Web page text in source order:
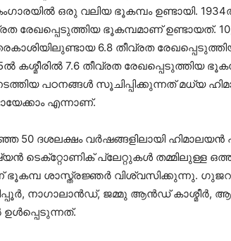
ഒരു വലിയ ഭൂകമ്പം ഉണ്ടായി.
രേഖപ്പെടുത്തിയ ഭൂകമ്പമാണ് ഉണ്ടായത്.
6.8 തീവ്രത
കശ്മീരിൽ 7.6 തീവ്രത രേഖപ്പെടുത്തിയ
പഠനങ്ങൾ സൂചിപ്പിക്കുന്നത് മധ്യ
എന്നാണ്.
50 ദശലക്ഷം വർഷങ്ങളിലായി
ടെക്‌റ്റോണിക് പ്ലേറ്റുകൾ തമ്മിലുള്ള
ഭൂകമ്പ ശാസ്ത്രജ്ഞർ വിശ്വസിക്കുന്നു.
നാഗാലാൻഡ്, ജമ്മു ആൻഡ്
ഉൾപ്പെടുന്നത്.